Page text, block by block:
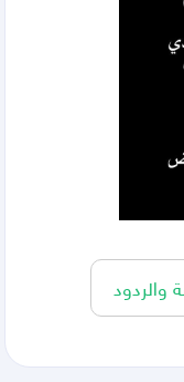
والردود